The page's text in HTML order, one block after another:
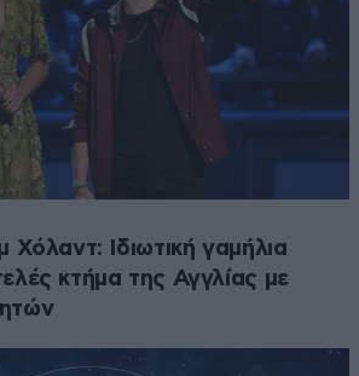
Χόλαντ: Ιδιωτική γαμήλια
κτήμα της Αγγλίας με